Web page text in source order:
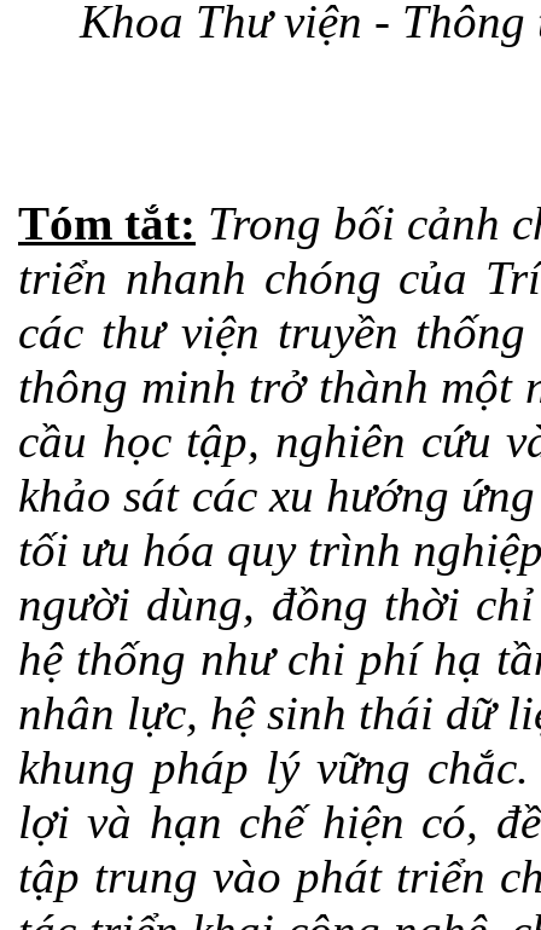
Khoa Thư viện -
Tóm tắt: Trong bối cảnh
triển nhanh chóng của
các thư viện truyền
thông minh trở thành một
cầu học tập, nghiên cứu
khảo sát các xu hướng
tối ưu hóa quy trình
người dùng, đồng thời
hệ thống như chi phí hạ
nhân lực, hệ sinh thái dữ
khung pháp lý vững
lợi và hạn chế hiện có,
tập trung vào phát triển